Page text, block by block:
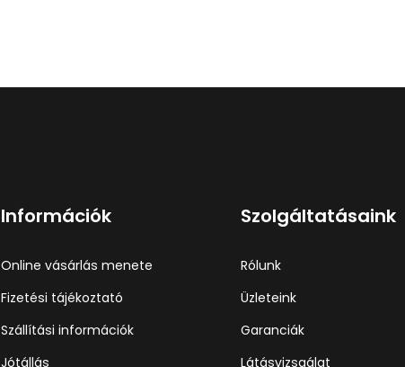
Információk
Online vásárlás menete
Fizetési tájékoztató
Szállítási információk
Jótállás
Szolgáltatásaink
Rólunk
Üzleteink
Garanciák
Látásvizsgálat